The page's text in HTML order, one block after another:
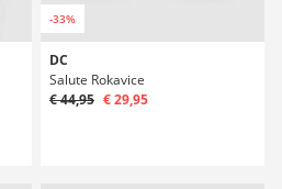
-33%
DC
Salute Rokavice
€ 44,95 € 29,95